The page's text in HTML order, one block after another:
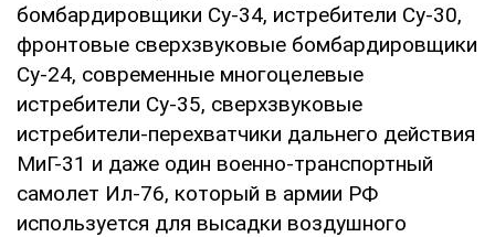
бомбардировщики Су-34, истребители Су-30,
фронтовые сверхзвуковые бомбардировщики
Су-24, современные многоцелевые
истребители Су-35, сверхзвуковые
истребители-перехватчики дальнего действия
МиГ-31 и даже один военно-транспортный
самолет Ил-76, который в армии РФ
используется для высадки воздушного